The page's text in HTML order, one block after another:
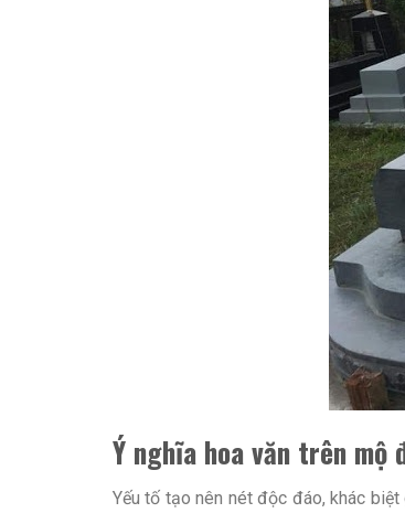
Ý nghĩa hoa văn trên mộ
Yếu tố tạo nên nét độc đáo, khác